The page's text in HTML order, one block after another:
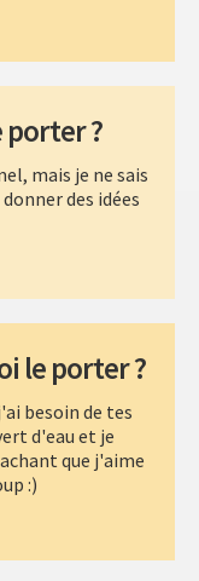
porter ?
mais je ne sais
des idées
le porter ?
besoin de tes
d'eau et je
que j'aime
:)